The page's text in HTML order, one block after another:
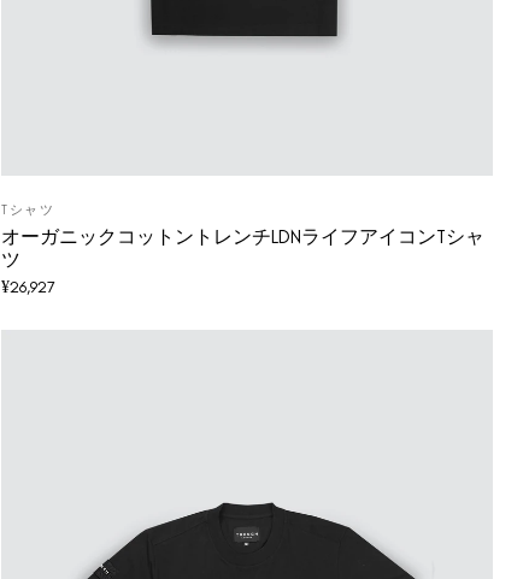
Tシャツ
オーガニックコットントレンチLDNライフアイコンTシャ
ツ
¥26,927